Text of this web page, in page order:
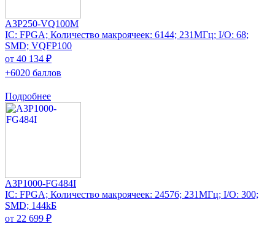
A3P250-VQ100M
IC: FPGA; Количество макроячеек: 6144; 231МГц; I/O: 68;
SMD; VQFP100
от 40 134 ₽
+6020 баллов
Подробнее
A3P1000-FG484I
IC: FPGA; Количество макроячеек: 24576; 231МГц; I/O: 300;
SMD; 144kБ
от 22 699 ₽